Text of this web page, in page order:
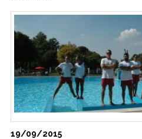
19/09/2015